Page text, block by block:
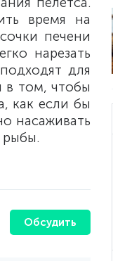
время на
печени
нарезать
для
в том, чтобы
как если бы
насаживать
рыбы.
Обсудить